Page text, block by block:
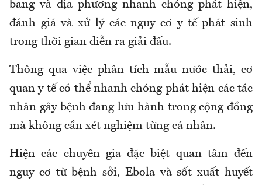
bang và địa phương nhanh chóng phát hiện,
đánh giá và xử lý các nguy cơ y tế phát sinh
trong thời gian diễn ra giải đấu.
Thông qua việc phân tích mẫu nước thải, cơ
quan y tế có thể nhanh chóng phát hiện các tác
nhân gây bệnh đang lưu hành trong cộng đồng
mà không cần xét nghiệm từng cá nhân.
Hiện các chuyên gia đặc biệt quan tâm đến
nguy cơ từ bệnh sởi, Ebola và sốt xuất huyết